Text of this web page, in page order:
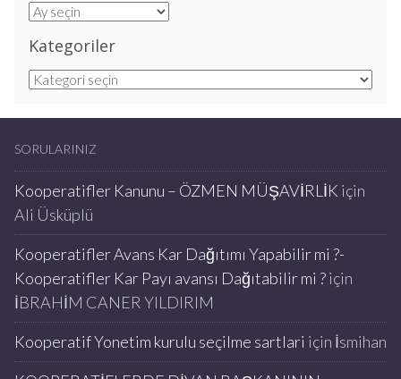
Arşivler
Kategoriler
Kategoriler
SORULARINIZ
Kooperatifler Kanunu – ÖZMEN MÜŞAVİRLİK için
Ali Üsküplü
Kooperatifler Avans Kar Dağıtımı Yapabilir mi ?-
Kooperatifler Kar Payı avansı Dağıtabilir mi ?için
İBRAHİM CANER YILDIRIM
Kooperatif Yonetim kurulu seçilme sartlari için İsmihan